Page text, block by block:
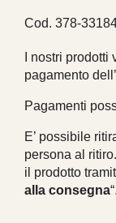
Cod. 378-
I nostri
pagamento
Pagamenti
E’ possibile
persona al
il prodotto
alla consegna“.